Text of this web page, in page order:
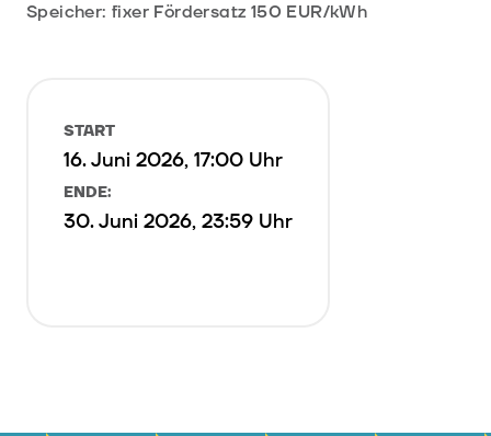
Speicher: fixer Fördersatz 150 EUR/kWh
START
16. Juni 2026, 17:00 Uhr
ENDE:
30. Juni 2026, 23:59 Uhr